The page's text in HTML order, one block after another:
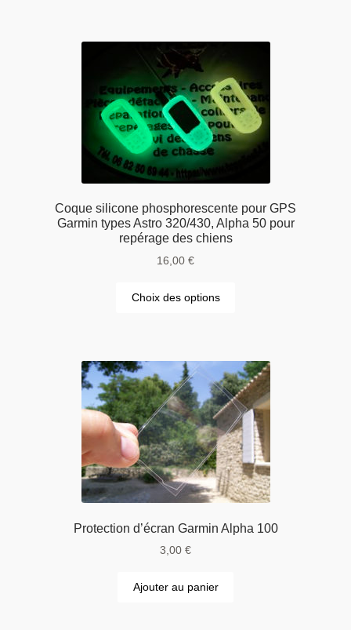
Coque silicone phosphorescente pour GPS
Garmin types Astro 320/430, Alpha 50 pour
repérage des chiens
16,00 €
Choix des options
Protection d’écran Garmin Alpha 100
3,00 €
Ajouter au panier